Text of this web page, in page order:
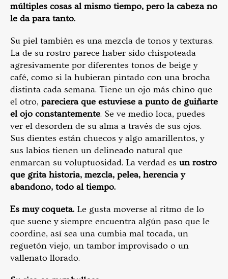
múltiples cosas al mismo tiempo, pero la cabeza no
le da para tanto.
Su piel también es una mezcla de tonos y texturas.
La de su rostro parece haber sido chispoteada
agresivamente por diferentes tonos de beige y
café, como si la hubieran pintado con una brocha
distinta cada semana. Tiene un ojo más chino que
el otro, pareciera que estuviese a punto de guiñarte
el ojo constantemente. Se ve medio loca, puedes
ver el desorden de su alma a través de sus ojos.
Sus dientes están chuecos y algo amarillentos, y
sus labios tienen un delineado natural que
enmarcan su voluptuosidad. La verdad es un rostro
que grita historia, mezcla, pelea, herencia y
abandono, todo al tiempo.
Es muy coqueta. Le gusta moverse al ritmo de lo
que suene y siempre encuentra algún paso que le
coordine, así sea una cumbia mal tocada, un
reguetón viejo, un tambor improvisado o un
vallenato llorado.